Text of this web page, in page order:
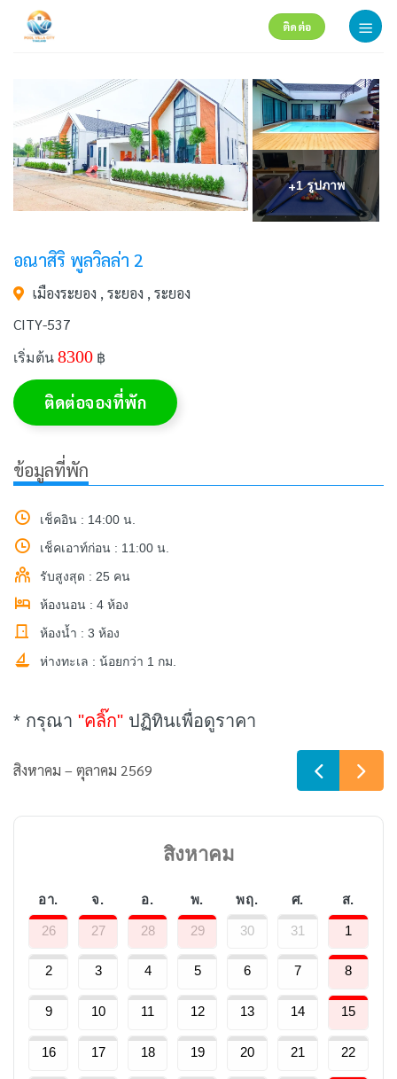
ติดต่อ
+1 รูปภาพ
อณา​สิริ​ พูลวิลล่า 2
เมืองระยอง , ระยอง , ระยอง
CITY-537
เริ่มต้น 8300 ฿
ติดต่อจองที่พัก
ข้อมูลที่พัก
เช็คอิน : 14:00 น.
เช็คเอาท์ก่อน : 11:00 น.
รับสูงสุด : 25 คน
ห้องนอน : 4 ห้อง
ห้องน้ำ : 3 ห้อง
ห่างทะเล : น้อยกว่า 1 กม.
* กรุณา "คลิ๊ก" ปฏิทินเพื่อดูราคา
สิงหาคม – ตุลาคม 2569
สิงหาคม
อา. จ. อ. พ. พฤ. ศ. ส.
26 27 28 29 30 31 1
2 3 4 5 6 7 8
9 10 11 12 13 14 15
16 17 18 19 20 21 22